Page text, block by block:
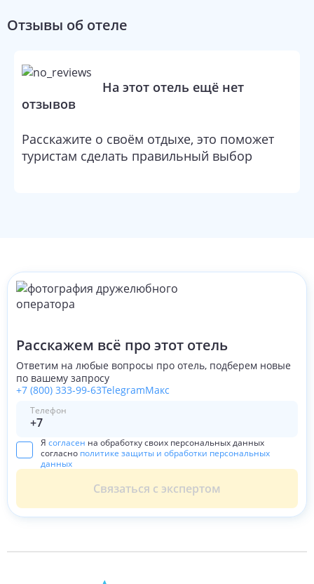
Отзывы об отеле
На этот отель ещё нет
отзывов
Расскажите о своём отдыхе, это поможет
туристам сделать правильный выбор
Расскажем всё про этот отель
Ответим на любые вопросы про отель, подберем новые
по вашему запросу
+7 (800) 333-99-63TelegramМакс
Телефон
Я согласен на обработку своих персональных данных
согласно политике защиты и обработки персональных
данных
Связаться с экспертом